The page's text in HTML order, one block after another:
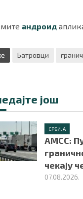
андроид
Батровци
још
СРБИЈА
АМСС:
чекају
07.08.2026.